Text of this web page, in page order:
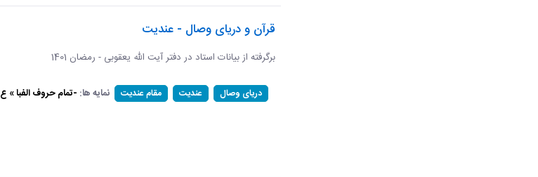
قرآن و دریای وصال - عندیت
برگرفته از بیانات استاد در دفتر آیت الله یعقوبی - رمضان 1401
دریای وصال عندیت مقام عندیت نمایه ها: -تمام حروف الفبا » ع